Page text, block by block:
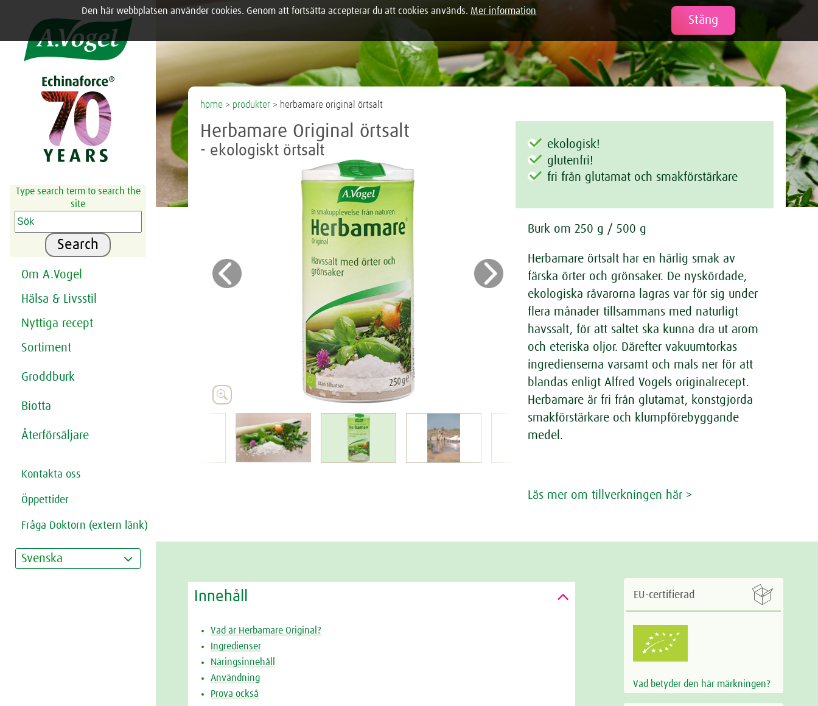

Type search term to search the
site
Search
Om A.Vogel
Hälsa & Livsstil
Nyttiga recept
Sortiment
Groddburk
Biotta
Återförsäljare
Kontakta oss
Öppettider
Fråga Doktorn (extern länk)
Svenska
home > produkter > herbamare original örtsalt
Herbamare Original örtsalt
- ekologiskt örtsalt
Previous




Next
ekologisk!
glutenfri!
fri från glutamat och smakförstärkare
Burk om 250 g / 500 g
Herbamare örtsalt har en härlig smak av
färska örter och grönsaker. De nyskördade,
ekologiska råvarorna lagras var för sig under
flera månader tillsammans med naturligt
havssalt, för att saltet ska kunna dra ut arom
och eteriska oljor. Därefter vakuumtorkas
ingredienserna varsamt och mals ner för att
blandas enligt Alfred Vogels originalrecept.
Herbamare är fri från glutamat, konstgjorda
smakförstärkare och klumpförebyggande
medel.
Läs mer om tillverkningen här >
Innehåll
Vad är Herbamare Original?
Ingredienser
Näringsinnehåll
Användning
Prova också

EU-certifierad
Vad betyder den här märkningen?
Stäng
Den här webbplatsen använder cookies. Genom att fortsätta accepterar du att cookies används. Mer information
Share this selection